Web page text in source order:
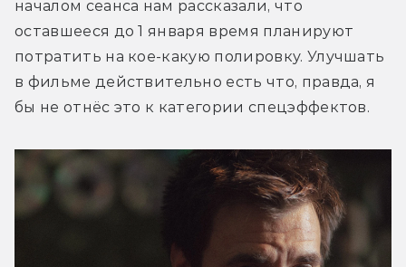
началом сеанса нам рассказали, что
оставшееся до 1 января время планируют
потратить на кое-какую полировку. Улучшать
в фильме действительно есть что, правда, я
бы не отнёс это к категории спецэффектов.